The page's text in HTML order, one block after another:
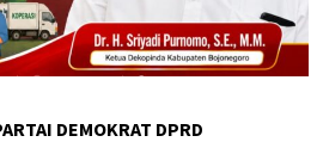
DEMOKRAT DPRD